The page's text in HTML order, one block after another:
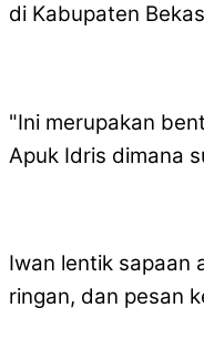
di Kabupaten
"Ini merupakan
Apuk Idris dimana
Iwan lentik sapaan
ringan, dan pesan